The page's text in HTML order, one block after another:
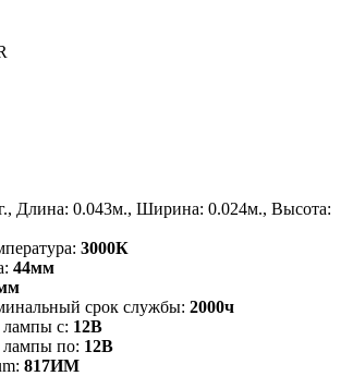
Длина: 0.043м., Ширина: 0.024м., Высота:
3000К
44мм
срок службы: 2000ч
с: 12В
по: 12В
817ИМ